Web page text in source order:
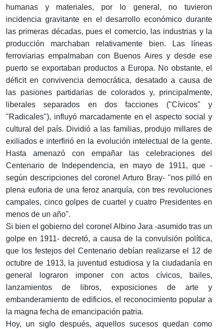
humanas y materiales, por lo general, no tuvieron
incidencia gravitante en el desarrollo económico durante
las primeras décadas, pues el comercio, las industrias y la
producción marchaban relativamente bien. Las líneas
ferroviarias empalmaban con Buenos Aires y desde ese
puerto se exportaban productos a Europa. No obstante, el
déficit en convivencia democrática, desatado a causa de
las pasiones partidarias de colorados y, principalmente,
liberales separados en dos facciones ("Cívicos" y
"Radicales"), influyó marcadamente en el aspecto social y
cultural del país. Dividió a las familias, produjo millares de
exiliados e interfirió en la evolución intelectual de la gente.
Hasta amenazó con empañar las celebraciones del
Centenario de Independencia, en mayo de 1911, que -
según descripciones del coronel Arturo Bray- "nos pilló en
plena euforia de una feroz anarquía, con tres revoluciones
campales, cinco golpes de cuartel y cuatro Presidentes en
menos de un año".
Si bien el gobierno del coronel Albino Jara -asumido tras un
golpe en 1911- decretó, a causa de la convulsión política,
que los festejos del Centenario debían realizarse el 12 de
octubre de 1913, la juventud estudiosa y la ciudadanía en
general lograron imponer con actos cívicos, bailes,
lanzamientos de libros, exposiciones de arte y
embanderamiento de edificios, el reconocimiento popular a
la magna fecha de emancipación patria.
Hoy, un siglo después, aquellos sucesos quedan como